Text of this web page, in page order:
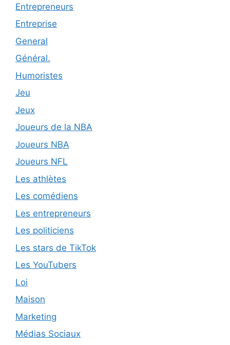
Entrepreneurs
Entreprise
General
Général.
Humoristes
Jeu
Jeux
Joueurs de la NBA
Joueurs NBA
Joueurs NFL
Les athlètes
Les comédiens
Les entrepreneurs
Les politiciens
Les stars de TikTok
Les YouTubers
Loi
Maison
Marketing
Médias Sociaux